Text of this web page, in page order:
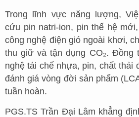
Trong lĩnh vực năng lượng,
cứu pin natri-ion, pin thế hệ
công nghệ điện gió ngoài khơi,
thu giữ và tận dụng CO₂. Đồng
nghệ tái chế nhựa, pin, chất thải
đánh giá vòng đời sản phẩm
tuần hoàn.
PGS.TS Trần Đại Lâm khẳng